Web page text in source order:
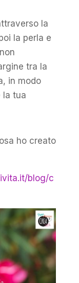
la
la perla e
tra la
in modo
la tua
ho creato
blog/c